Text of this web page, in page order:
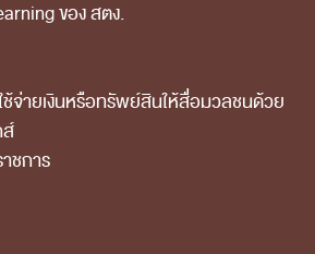
รตรวจสอบ
คณะกรรมการตรวจสอบ
ริยธรรมของเจ้าหน้าที่และ
ของ สตง.
ช้จ่ายเงินหรือทรัพย์สินให้สื่อมวลชนด้วย
ชการ